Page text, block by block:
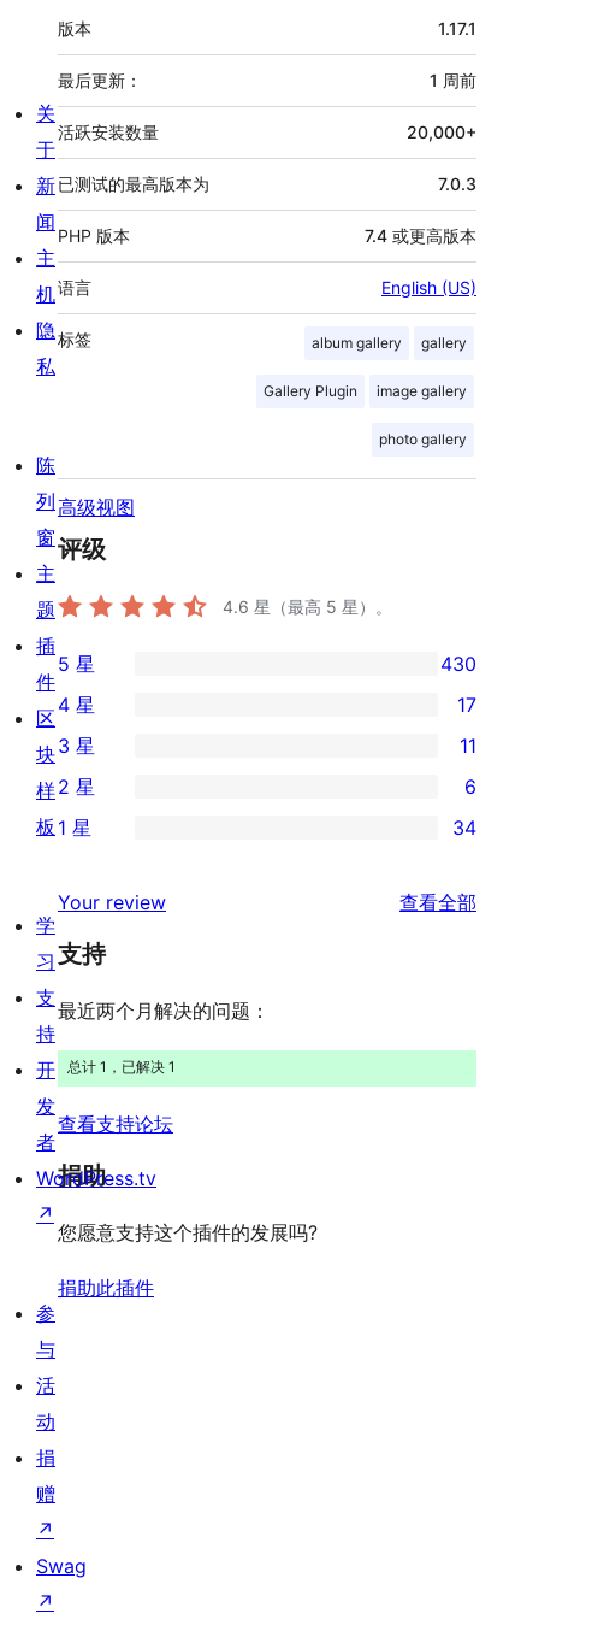
额
外
信
息
版本 1.17.1
最后更新： 1 周前
活跃安装数量 20,000+
已测试的最高版本为 7.0.3
PHP 版本 7.4 或更高版本
语言 English (US)
标签 album gallery gallery
Gallery Plugin image gallery
photo gallery
高级视图
评级
4.6 星（最高 5 星）。
430
条
5
星
评
5 星 430
条
4
星
价
4 星 17
11
条
3
评
价
3 星 11
条
星
评
2 星 6
34
1
星
价
1 星 34
Your review 查看全部
支持
最近两个月解决的问题：
总计 1，已解决 1
查看支持论坛
捐助
您愿意支持这个插件的发展吗?
捐助此插件
关
于
新
闻
主
机
隐
私
陈
列
窗
主
题
插
件
区
块
样
板
学
习
支
持
开
发
者
WordPress.tv
↗
参
与
活
动
捐
赠
↗
Swag
↗